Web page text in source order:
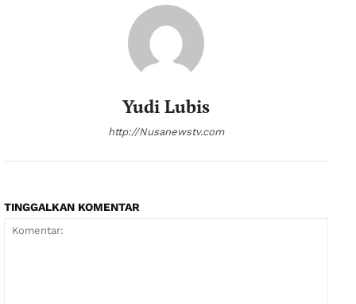
Yudi Lubis
http://Nusanewstv.com
TINGGALKAN KOMENTAR